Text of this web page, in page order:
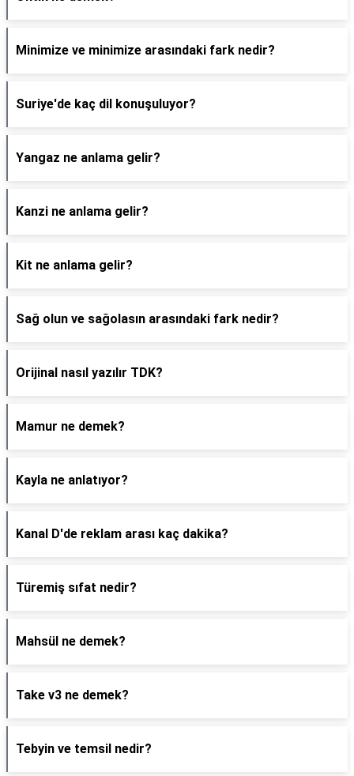
Minimize ve minimize arasındaki fark nedir?
Suriye'de kaç dil konuşuluyor?
Yangaz ne anlama gelir?
Kanzi ne anlama gelir?
Kit ne anlama gelir?
Sağ olun ve sağolasın arasındaki fark nedir?
Orijinal nasıl yazılır TDK?
Mamur ne demek?
Kayla ne anlatıyor?
Kanal D'de reklam arası kaç dakika?
Türemiş sıfat nedir?
Mahsül ne demek?
Take v3 ne demek?
Tebyin ve temsil nedir?